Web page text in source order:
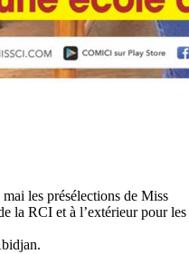
les présélections de Miss
la RCI et à l’extérieur pour les